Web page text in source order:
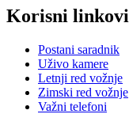
Korisni linkovi
Postani saradnik
Uživo kamere
Letnji red vožnje
Zimski red vožnje
Važni telefoni